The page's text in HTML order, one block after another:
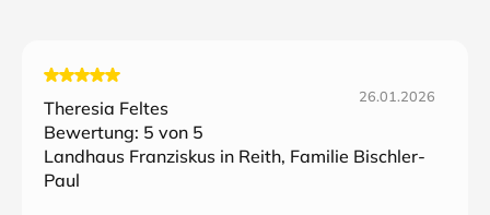
Theresia Feltes
26.01.2026
Bewertung: 5 von 5
Landhaus Franziskus in Reith, Familie Bischler-
Paul